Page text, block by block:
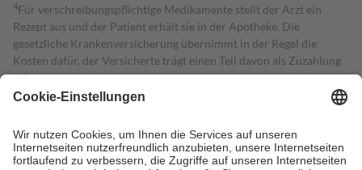
4Für verschreibungspflichtige Medikamente stellt der Arzt ein
Rezept aus und der Patient erhält sie in der Apotheke. Die
gesetzliche Krankenversicherung übernimmt in der Regel die
Kosten dafür, der Versicherte trägt einen Teil davon als Zuzahlung
mit.
Grundsätzlich leisten Mitglieder Zuzahlungen in Höhe von zehn
höchstens zehn Euro.
Es sind jedoch nie mehr als die tatsächlichen
Kosten der Leistung zu entrichten.
Diese Regeln gelten grundsätzlich auch für Online-Apotheken.